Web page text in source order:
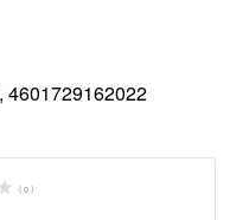
4601729162022
( 0 )